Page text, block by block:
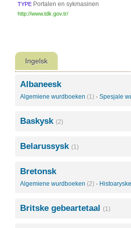
TYPE Portalen en sykmasinen
http://www.tdk.gov.tr/
Ingelsk
Albaneesk
Algemiene wurdboeken (1) · Spesjale
Baskysk (2)
Belarussysk (1)
Bretonsk
Algemiene wurdboeken (2) ·
Britske gebeartetaal (1)